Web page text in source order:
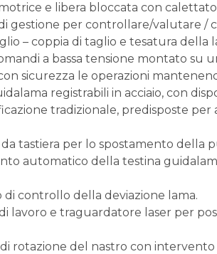
e libera bloccata con
gestione per controllare/valutare /
– coppia di taglio e tesatura della
a bassa tensione montato su
sicurezza le operazioni
registrabili in acciaio, con
tradizionale, predisposte
da tastiera per lo spostamento della
automatico della testina
di controllo della deviazione lama.
lavoro e traguardatore laser per
rotazione del nastro con